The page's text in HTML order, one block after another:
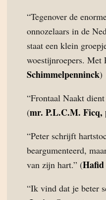
“Tegenover de
onnozelaars in de
staat een klein
woestijnroepers. Met
Schimmelpenninck)
“Frontaal Naakt
(mr. P.L.C.M. Ficq,
“Peter schrijft
beargumenteerd,
van zijn hart.” (Hafid
“Ik vind dat je beter